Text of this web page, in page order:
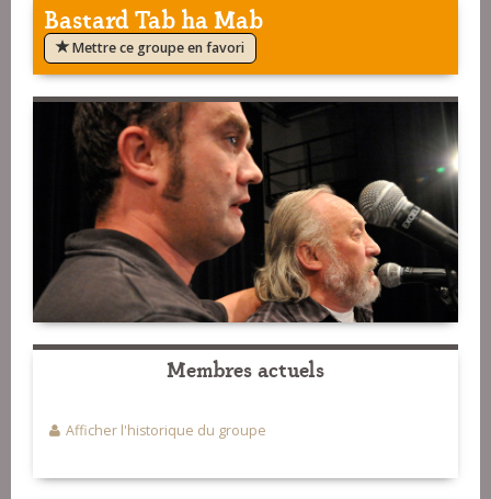
Bastard Tab ha Mab
Mettre ce groupe en favori
Membres actuels
Afficher l'historique du groupe